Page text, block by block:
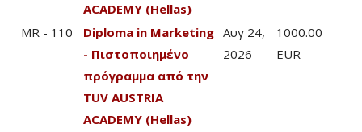
ACADEMY (Hellas)
MR - 110
Diploma in Marketing
- Πιστοποιημένο
πρόγραμμα από την
TUV AUSTRIA
ACADEMY (Hellas)
Αυγ 24,
2026
1000.00
EUR